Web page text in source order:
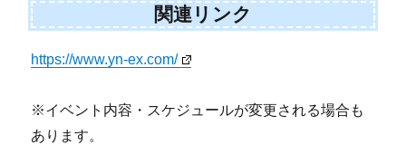
関連リンク
https://www.yn-ex.com/
※イベント内容・スケジュールが変更される場合も
あります。